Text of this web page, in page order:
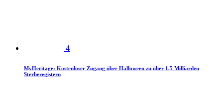
4
MyHeritage: Kostenloser Zugang über Halloween zu über 1,5 Milliarden
Sterberegistern